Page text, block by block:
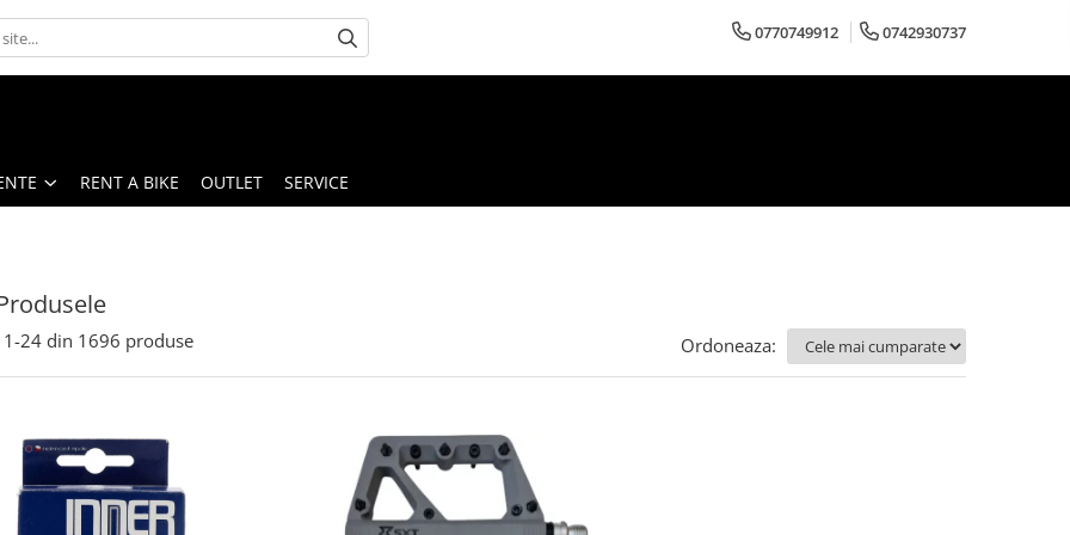
0770749912 0742930737
RENT A BIKE OUTLET SERVICE
1-24 din 1696 produse Ordoneaza: